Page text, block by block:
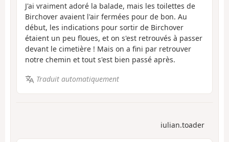
J'ai vraiment adoré la balade, mais les toilettes de
Birchover avaient l'air fermées pour de bon. Au
début, les indications pour sortir de Birchover
étaient un peu floues, et on s'est retrouvés à passer
devant le cimetière ! Mais on a fini par retrouver
notre chemin et tout s'est bien passé après.
Traduit automatiquement
iulian.toader